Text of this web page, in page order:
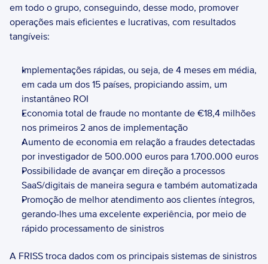
em todo o grupo, conseguindo, desse modo, promover
operações mais eficientes e lucrativas, com resultados
tangíveis:
Implementações rápidas, ou seja, de 4 meses em média,
em cada um dos 15 países, propiciando assim, um
instantâneo ROI
Economia total de fraude no montante de €18,4 milhões
nos primeiros 2 anos de implementação
Aumento de economia em relação a fraudes detectadas
Possibilidade de avançar em direção a processos
Promoção de melhor atendimento aos clientes íntegros,
gerando-lhes uma excelente experiência, por meio de
rápido processamento de sinistros
A FRISS troca dados com os principais sistemas de sinistros